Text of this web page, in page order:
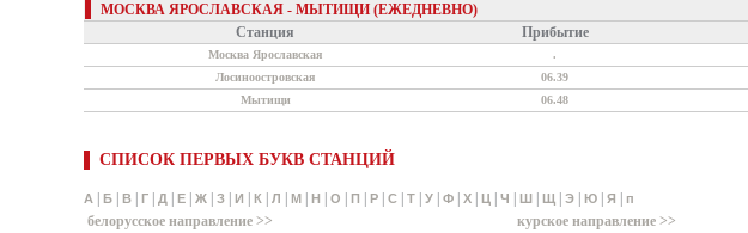
МОСКВА ЯРОСЛАВСКАЯ - МЫТИЩИ (ЕЖЕДНЕВНО)
Станция
Прибытие
Москва Ярославская .
Лосиноостровская
06.39
Мытищи
06.48
СПИСОК ПЕРВЫХ БУКВ СТАНЦИЙ
А Б В Г Д Е Ж З И К Л М Н О П Р С Т У Ф Х Ц Ч Ш Щ Э Ю Я п
белорусское направление >>
курское направление >>